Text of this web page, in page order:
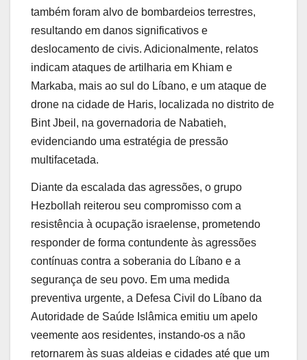
também foram alvo de bombardeios terrestres,
resultando em danos significativos e
deslocamento de civis. Adicionalmente, relatos
indicam ataques de artilharia em Khiam e
Markaba, mais ao sul do Líbano, e um ataque de
drone na cidade de Haris, localizada no distrito de
Bint Jbeil, na governadoria de Nabatieh,
evidenciando uma estratégia de pressão
multifacetada.
Diante da escalada das agressões, o grupo
Hezbollah reiterou seu compromisso com a
resistência à ocupação israelense, prometendo
responder de forma contundente às agressões
contínuas contra a soberania do Líbano e a
segurança de seu povo. Em uma medida
preventiva urgente, a Defesa Civil do Líbano da
Autoridade de Saúde Islâmica emitiu um apelo
veemente aos residentes, instando-os a não
retornarem às suas aldeias e cidades até que um